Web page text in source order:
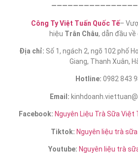
Công Ty Việt Tuấn Quốc Tế–
hiệu Trân Châu, dẫn đầu
Địa chỉ: Số 1, ngách 2, ngõ 102 phố
Giang, Thanh Xuân,
Hotline: 0982 843
Email:
Facebook: Nguyên Liệu Trà Sữa
Tiktok: Nguyên liệu trà
Youtube: Nguyên liệu trà